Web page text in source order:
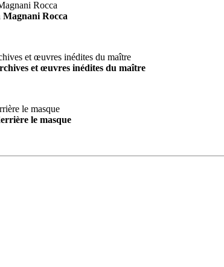
Rocca
et œuvres inédites du maître
le masque